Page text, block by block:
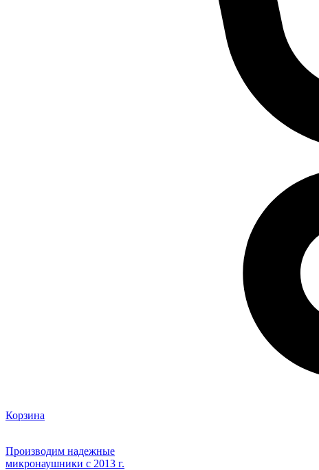
Корзина
Производим надежные
микронаушники с 2013 г.